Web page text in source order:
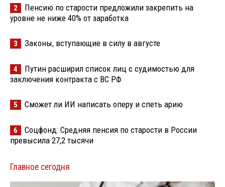
2
Пенсию по старости предложили закрепить на
уровне не ниже 40% от заработка
3 Законы, вступающие в силу в августе
4
Путин расширил список лиц с судимостью для
заключения контракта с ВС РФ
5 Сможет ли ИИ написать оперу и спеть арию
6
Соцфонд: Средняя пенсия по старости в России
превысила 27,2 тысячи
Главное сегодня